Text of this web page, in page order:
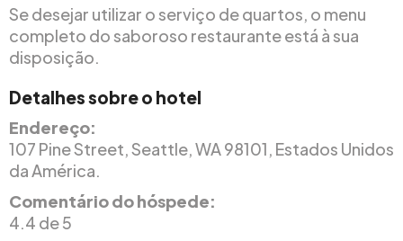
Se desejar utilizar o serviço de quartos, o menu
completo do saboroso restaurante está à sua
disposição.
Detalhes sobre o hotel
Endereço:
107 Pine Street, Seattle, WA 98101, Estados Unidos
da América.
Comentário do hóspede:
4.4 de 5